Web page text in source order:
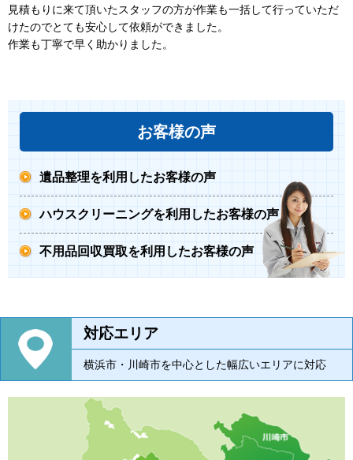
見積もりに来て頂いたスタッフの方が作業も一括して行っていただ
けたのでとても安心して依頼ができました。
作業も丁寧で早く助かりました。
お客様の声
遺品整理を利用したお客様の声
ハウスクリーニングを利用したお客様の声
不用品回収買取を利用したお客様の声
対応エリア
横浜市・川崎市を中心とした幅広いエリアに対応